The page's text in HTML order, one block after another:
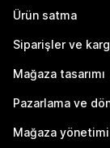
Ürün satma
Siparişler ve
Mağaza tasarımı
Pazarlama ve
Mağaza yönetimi